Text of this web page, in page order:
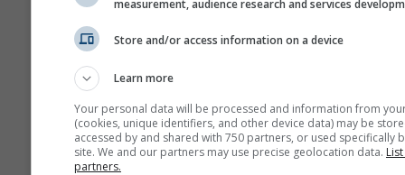
coordinazione per
compresa tra 1 e 2 metri
possono infrangersi in
determinate circostanze
measurement, audience research and services
Store and/or access information on a device
Learn more
Your personal data will be processed and information from
(cookies, unique identifiers, and other device data) may be
accessed by and shared with 750 partners, or used specifically
site. We and our partners may use precise geolocation data.
partners.